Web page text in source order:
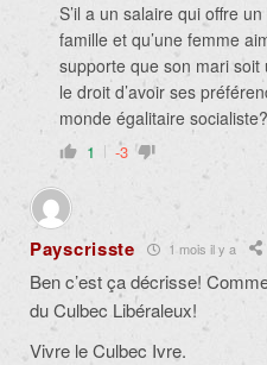
S’il a un salaire qui offre
famille et qu’une femme
supporte que son mari soit
le droit d’avoir ses
monde égalitaire socialiste?
1 -3
Payscrisste 1 mois il y a
Ben c’est ça décrisse!
du Culbec Libéraleux!
Vivre le Culbec Ivre.